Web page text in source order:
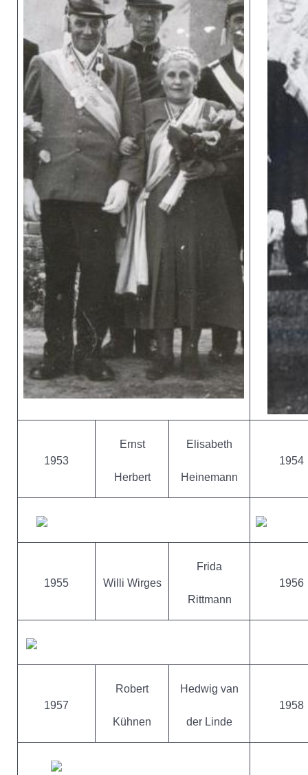
1953
Ernst
Herbert
Elisabeth
Heinemann
1954
1955 Willi Wirges
Frida
Rittmann
1956
1957
Robert
Kühnen
Hedwig van
der Linde
1958